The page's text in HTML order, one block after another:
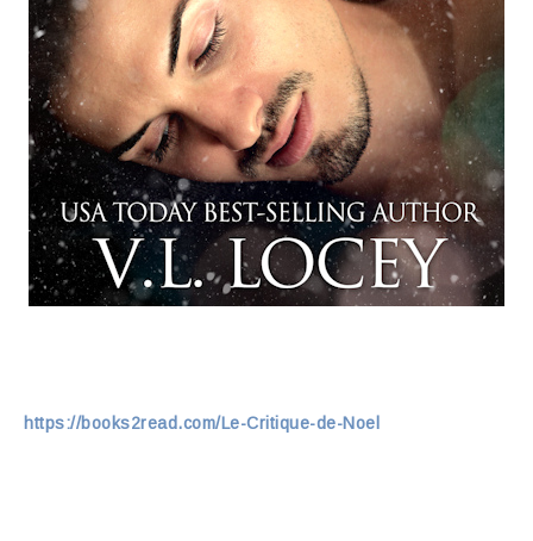
https://books2read.com/Le-Critique-de-Noel